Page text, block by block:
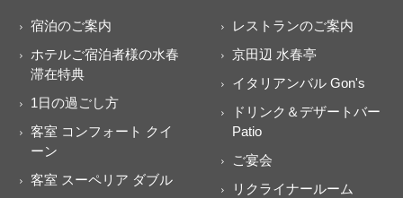
宿泊のご案内
ホテルご宿泊者様の水春
滞在特典
1日の過ごし方
客室 コンフォート クイ
ーン
客室 スーペリア ダブル
レストランのご案内
京田辺 水春亭
イタリアンバル Gon's
ドリンク＆デザートバー
Patio
ご宴会
リクライナールーム